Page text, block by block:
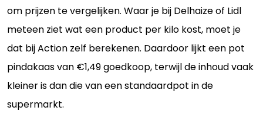
om prijzen te vergelijken. Waar je bij Delhaize of Lidl
meteen ziet wat een product per kilo kost, moet je
dat bij Action zelf berekenen. Daardoor lijkt een pot
pindakaas van €1,49 goedkoop, terwijl de inhoud vaak
kleiner is dan die van een standaardpot in de
supermarkt.